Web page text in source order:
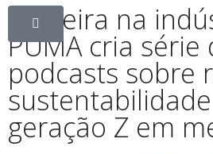
Pioneira na
PUMA cria série
podcasts sobre
geração Z em